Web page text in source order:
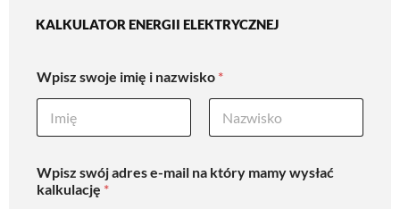
KALKULATOR ENERGII ELEKTRYCZNEJ​
Wpisz swoje imię i nazwisko *
Wpisz swój adres e-mail na który mamy wysłać
kalkulację *